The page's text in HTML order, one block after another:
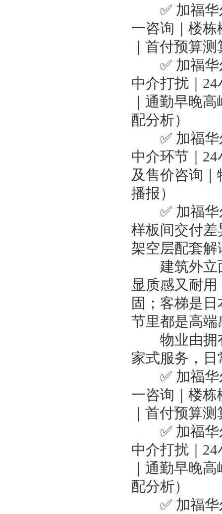
✅ 加福华
一咨询｜楼
｜首付预算
✅ 加福华
中介打扰｜
｜通勤早晚
配分析）
✅ 加福华
中介环节｜
及售价咨询
播报）
✅ 加福华
样板间交付
架空层配套
建筑外立面
显质感又耐
固；客梯是
节里都是高端
物业由拥有
家式服务，
✅ 加福华
一咨询｜楼
｜首付预算
✅ 加福华
中介打扰｜
｜通勤早晚
配分析）
✅ 加福华